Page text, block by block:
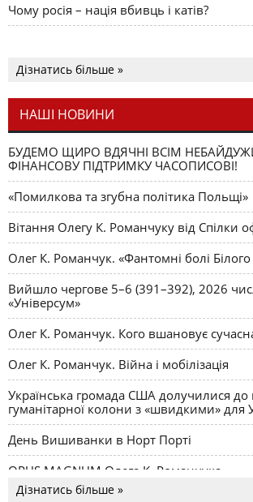
Чому росія – нація вбивць і катів?
Дізнатись більше »
НАШІ НОВИНИ
БУДЕМО ЩИРО ВДЯЧНІ ВСІМ
ФІНАНСОВУ ПІДТРИМКУ ЧАСОПИСОВІ!
«Помилкова та згубна політика Польщі»
Вітання Олегу К. Романчуку від Спілки
Олег К. Романчук. «Фантомні болі
Вийшло чергове 5–6 (391–392), 2026
«Універсум»
Олег К. Романчук. Кого вшановує
Олег К. Романчук. Війна і мобілізація
Українська громада США долучилися до
гуманітарної колони з «швидкими» для
День Вишиванки в Норт Порті
OPUS MAGNUM Олега К. Романчука
Дізнатись більше »